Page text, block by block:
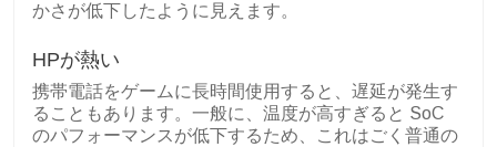
かさが低下したように見えます。
HPが熱い
携帯電話をゲームに長時間使用すると、遅延が発生す
ることもあります。一般に、温度が高すぎると SoC
のパフォーマンスが低下するため、これはごく普通の